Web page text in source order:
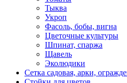
Тыква
Укроп
Фасоль, бобы, вигна
Цветочные культуры
Шпинат, спаржа
Щавель
Эколюдики
Сетка садовая, арки,